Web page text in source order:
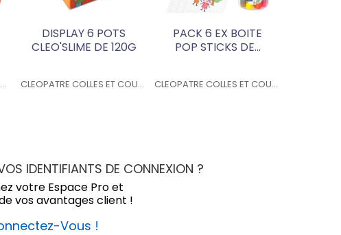
CLEOPATRE COLLES ET COULEURS
DISPLAY 6 POTS
CLEO'SLIME DE 120G
CLEOPATRE COLLES ET COULEURS
PACK 6 EX BOITE
POP STICKS DE...
CLEOPATRE COLLES ET COULEURS
IDENTIFIANTS DE CONNEXION ?
votre Espace Pro et
vos avantages client !
Vous !